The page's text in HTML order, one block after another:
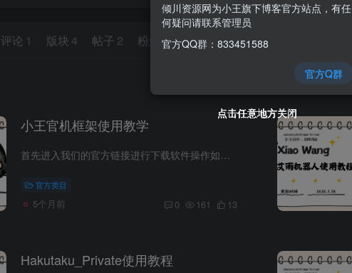
评论 1 版块 4 帖子 2 粉丝 104
小王官机框架使用教学
首先进入我们的官方链接进行下载软件操作如上述图片所示依次点击蕤蕤友联、蕤蕤框架下载地址、小王官机框架。接下来我们需要将小王的官机框架打开如果出现下面这个图的情况下，需要去官方开放平...
官方类目
5个月前 0 161 13
Hakutaku_Private使用教程
点击任意地方关闭
点击任意地方关闭
点击任意地方关闭
点击任意地方关闭
倾川资源网为小王旗下博客官方站点，有任
何疑问请联系管理员
官方QQ群：833451588
官方Q群